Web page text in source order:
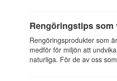
Rengöringstips
Rengöringsprodukter som
medför för miljön att
naturliga. För de av oss